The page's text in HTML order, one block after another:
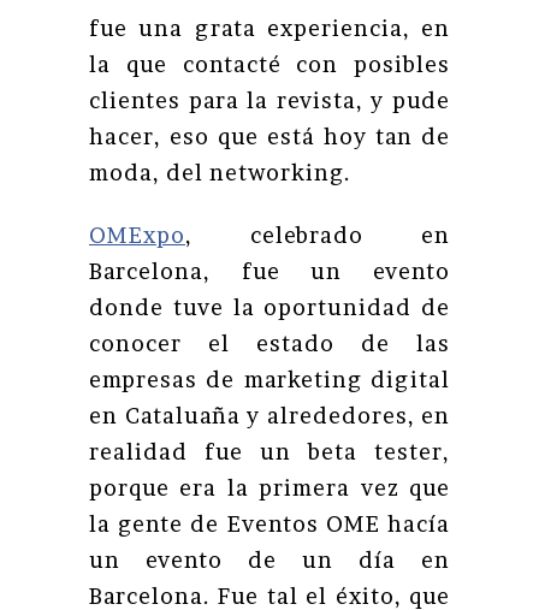
fue una grata experiencia, en
la que contacté con posibles
clientes para la revista, y pude
hacer, eso que está hoy tan de
moda, del networking.
OMExpo, celebrado en
Barcelona, fue un evento
donde tuve la oportunidad de
conocer el estado de las
empresas de marketing digital
en Cataluaña y alrededores, en
realidad fue un beta tester,
porque era la primera vez que
la gente de Eventos OME hacía
un evento de un día en
Barcelona. Fue tal el éxito, que